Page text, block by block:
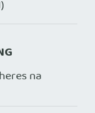
na